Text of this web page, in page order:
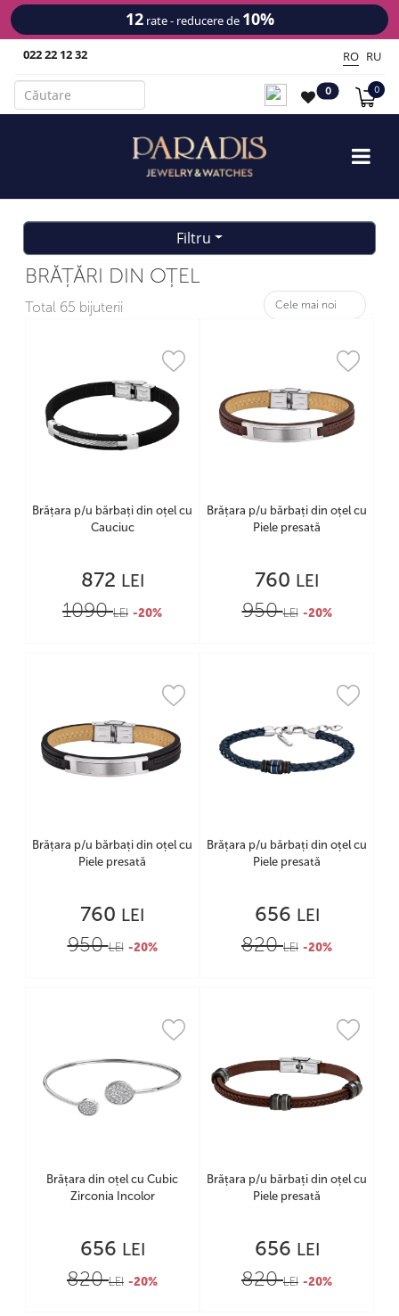
12 10%
022 22 12 32 RO RU
0 0
Filtru
BRĂȚĂRI DIN OȚEL
Total 65 bijuterii
Brățara p/u bărbați din oțel cu
Cauciuc
872 LEI
1090LEI -20%
Brățara p/u bărbați din oțel cu
Piele presată
760 LEI
950LEI -20%
Brățara p/u bărbați din oțel cu
Piele presată
760 LEI
950LEI -20%
Brățara p/u bărbați din oțel cu
Piele presată
656 LEI
820LEI -20%
Brățara din oțel cu Cubic
Zirconia Incolor
656 LEI
820LEI -20%
Brățara p/u bărbați din oțel cu
Piele presată
656 LEI
820LEI -20%